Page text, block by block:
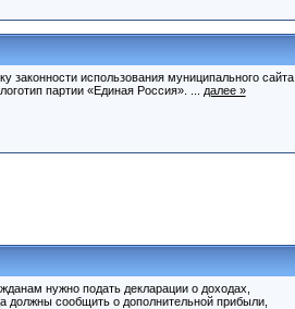
законности использования муниципального сайта
партии «Единая Россия». ... далее »
нужно подать декларации о доходах,
должны сообщить о дополнительной прибыли,